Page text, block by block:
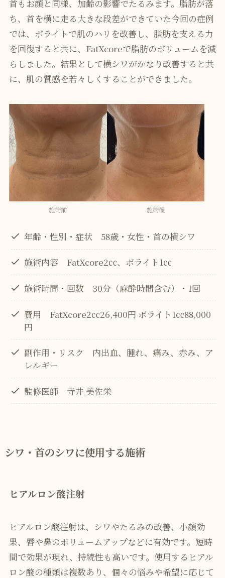
首もお顔と同様、加齢の影響でたるみます。脂肪が落
ち、首を横に走る大きな段差ができていた今回の症例
では、ボライトで肌のハリを改善し、脂肪を支える力
を回復すると共に、FatXcoreで脂肪のボリュームを減
らしました。結果として横シワがかなり改善すると共
に、肌の質感を若々しくすることができました。
施術前 施術後
年齢・性別・症状 58歳・女性・首の横シワ
施術内容 FatXcore2㏄、ボライト1㏄
施術時間・回数 30分（麻酔時間含む）・1回
費用 FatXcore2㏄26,400円 ボライト1㏄88,000
円
副作用・リスク 内出血、腫れ、痛み、赤み、ア
レルギー
監修医師 寺井 美佐栄
シワ・首のシワに使用する施術
ヒアルロン酸注射
ヒアルロン酸注射は、シワやたるみの改善、小顔効
果、唇や鼻のボリュームアップなどに有効です。短時
間で効果が現れ、持続性も高いです。使用するヒアル
ロン酸の種類は複数あり、個々の悩みや希望に応じて